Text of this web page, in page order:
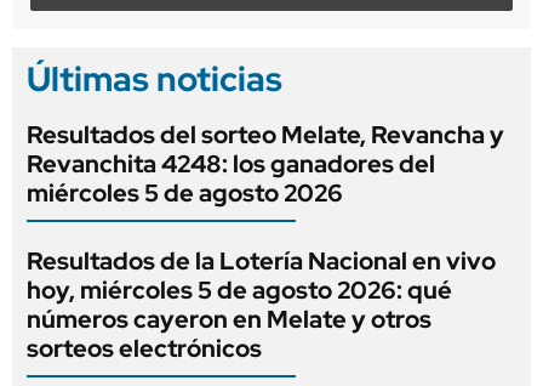
Últimas noticias
Resultados del sorteo Melate, Revancha y
Revanchita 4248: los ganadores del
miércoles 5 de agosto 2026
Resultados de la Lotería Nacional en vivo
hoy, miércoles 5 de agosto 2026: qué
números cayeron en Melate y otros
sorteos electrónicos